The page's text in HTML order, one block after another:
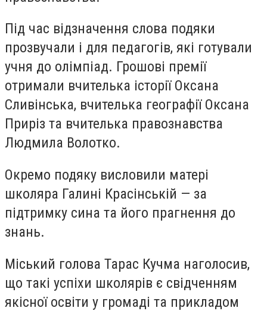
Під час відзначення слова подяки
прозвучали і для педагогів, які готували
учня до олімпіад. Грошові премії
отримали вчителька історії Оксана
Сливінська, вчителька географії Оксана
Приріз та вчителька правознавства
Людмила Волотко.
Окремо подяку висловили матері
школяра Галині Красінській — за
підтримку сина та його прагнення до
знань.
Міський голова Тарас Кучма наголосив,
що такі успіхи школярів є свідченням
якісної освіти у громаді та прикладом